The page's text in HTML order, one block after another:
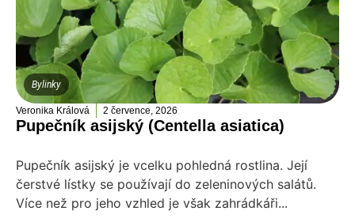
Bylinky
Veronika Králová 2 července, 2026
Pupečník asijský (Centella asiatica)
Pupečník asijský je vcelku pohledná rostlina. Její
čerstvé lístky se používají do zeleninových salátů.
Více než pro jeho vzhled je však zahrádkáři...